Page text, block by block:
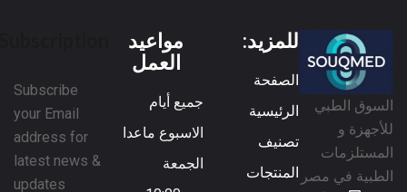
السوق الطبي
للأجهزة و
المستلزمات
الطبية في مصر
للمزيد:
الصفحة
الرئيسية
تصنيف
المنتجات
مواعيد
العمل
جميع أيام
الاسبوع ماعدا
الجمعة
Subscribe
your Email
address for
latest news &
updates